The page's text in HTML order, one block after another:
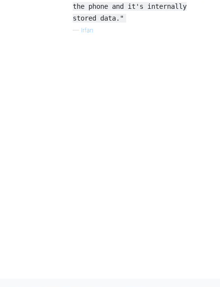
the phone and it's internally
stored data."
— Irfan